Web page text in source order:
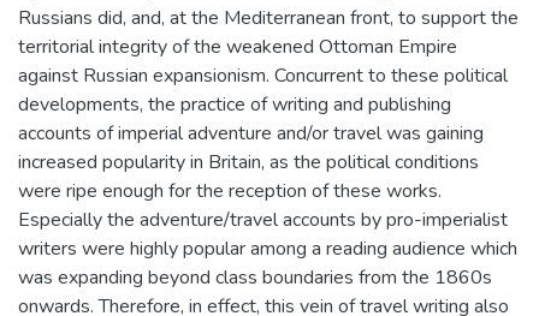
Russians did, and, at the Mediterranean front, to support the
territorial integrity of the weakened Ottoman Empire
against Russian expansionism. Concurrent to these political
developments, the practice of writing and publishing
accounts of imperial adventure and/or travel was gaining
increased popularity in Britain, as the political conditions
were ripe enough for the reception of these works.
Especially the adventure/travel accounts by pro-imperialist
writers were highly popular among a reading audience which
was expanding beyond class boundaries from the 1860s
onwards. Therefore, in effect, this vein of travel writing also